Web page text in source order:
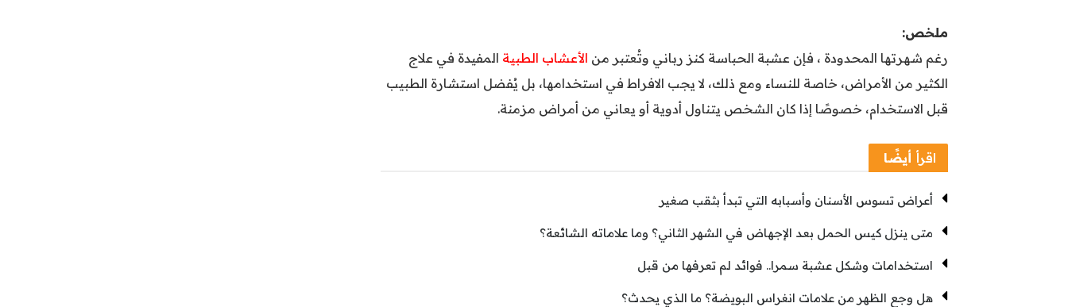
ملخص:
رغم شهرتها المحدودة ، فإن عشبة الحباسة كنز رباني وتُعتبر من الأعشاب الطبية المفيدة في علاج
الكثير من الأمراض، خاصة للنساء ومع ذلك، لا يجب الافراط في استخدامها، بل يُفضل استشارة الطبيب
قبل الاستخدام، خصوصًا إذا كان الشخص يتناول أدوية أو يعاني من أمراض مزمنة.
اقرأ أيضًا
أعراض تسوس الأسنان وأسبابه التي تبدأ بثقب صغير
متى ينزل كيس الحمل بعد الإجهاض في الشهر الثاني؟ وما علاماته الشائعة؟
استخدامات وشكل عشبة سمرا.. فوائد لم تعرفها من قبل
هل وجع الظهر من علامات انغراس البويضة؟ ما الذي يحدث؟